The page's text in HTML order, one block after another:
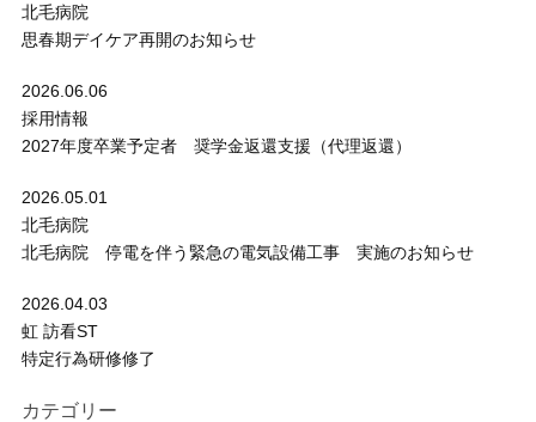
北毛病院
思春期デイケア再開のお知らせ
2026.06.06
採用情報
2027年度卒業予定者 奨学金返還支援（代理返還）
2026.05.01
北毛病院
北毛病院 停電を伴う緊急の電気設備工事 実施のお知らせ
2026.04.03
虹 訪看ST
特定行為研修修了
カテゴリー